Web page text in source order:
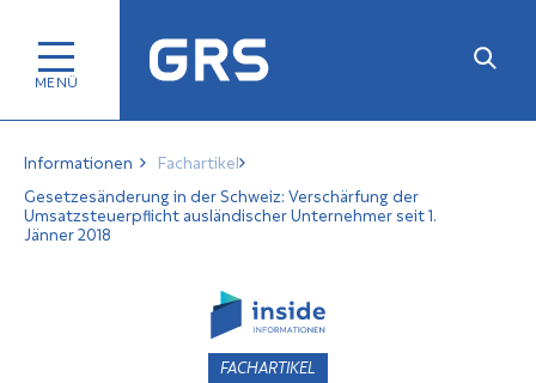
Informationen
Fachartikel
Gesetzesänderung in der Schweiz: Verschärfung der
Umsatzsteuerpflicht ausländischer Unternehmer seit 1.
Jänner 2018
FACHARTIKEL